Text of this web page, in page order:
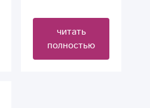
фантастические,
как будто только
что срезанные,
все оформлено
читать
полностью